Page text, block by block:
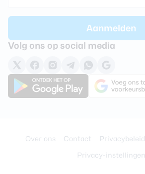
Volg ons op social media
Over ons Contact Privacybeleid
Privacy-instellingen